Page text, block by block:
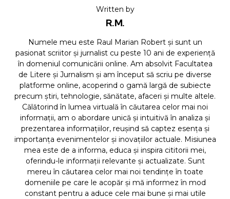
Written by
R.M.
Numele meu este Raul Marian Robert și sunt un
pasionat scriitor și jurnalist cu peste 10 ani de experiență
în domeniul comunicării online. Am absolvit Facultatea
de Litere și Jurnalism și am început să scriu pe diverse
platforme online, acoperind o gamă largă de subiecte
precum știri, tehnologie, sănătate, afaceri și multe altele.
Călătorind în lumea virtuală în căutarea celor mai noi
informații, am o abordare unică și intuitivă în analiza și
prezentarea informațiilor, reușind să captez esența și
importanța evenimentelor și inovațiilor actuale. Misiunea
mea este de a informa, educa și inspira cititorii mei,
oferindu-le informații relevante și actualizate. Sunt
mereu în căutarea celor mai noi tendințe în toate
domeniile pe care le acopăr și mă informez în mod
constant pentru a aduce cele mai bune și mai utile